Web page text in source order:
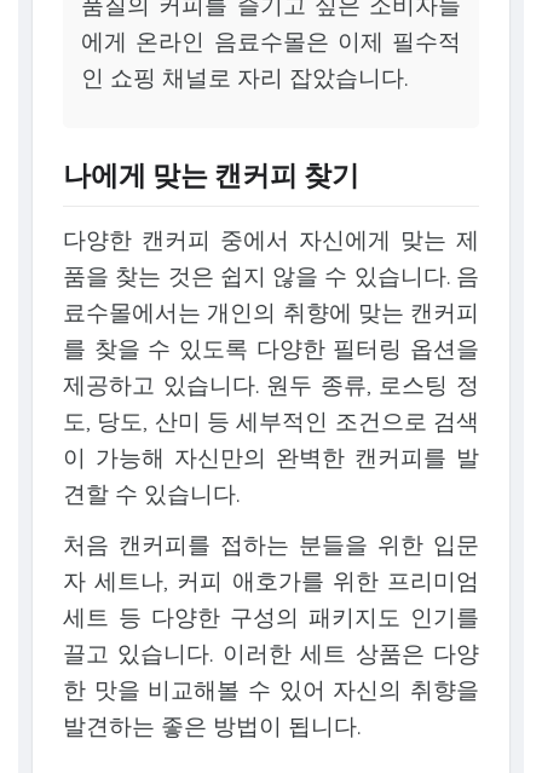
에게 온라인 음료수몰은 이제 필수적
인 쇼핑 채널로 자리 잡았습니다.
나에게 맞는 캔커피 찾기
다양한 캔커피 중에서 자신에게 맞는 제
품을 찾는 것은 쉽지 않을 수 있습니다. 음
료수몰에서는 개인의 취향에 맞는 캔커피
를 찾을 수 있도록 다양한 필터링 옵션을
제공하고 있습니다. 원두 종류, 로스팅 정
도, 당도, 산미 등 세부적인 조건으로 검색
이 가능해 자신만의 완벽한 캔커피를 발
견할 수 있습니다.
처음 캔커피를 접하는 분들을 위한 입문
자 세트나, 커피 애호가를 위한 프리미엄
세트 등 다양한 구성의 패키지도 인기를
끌고 있습니다. 이러한 세트 상품은 다양
한 맛을 비교해볼 수 있어 자신의 취향을
발견하는 좋은 방법이 됩니다.